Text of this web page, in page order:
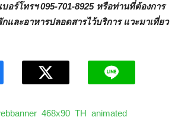
อร์โทรฯ 095-701-8925 หรือท่านที่ต้องการ
และอาหารปลอดสารไว้บริการ แวะมาเที่ยว